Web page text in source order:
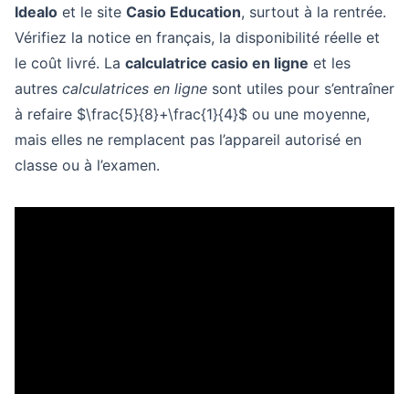
Idealo et le site Casio Education, surtout à la rentrée.
Vérifiez la notice en français, la disponibilité réelle et
le coût livré. La calculatrice casio en ligne et les
autres calculatrices en ligne sont utiles pour s’entraîner
à refaire $\frac{5}{8}+\frac{1}{4}$ ou une moyenne,
mais elles ne remplacent pas l’appareil autorisé en
classe ou à l’examen.